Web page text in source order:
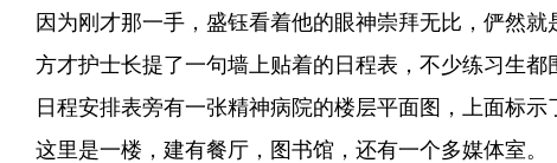
因为刚才那一手，盛钰看着他的眼神崇拜无比，俨然就
方才护士长提了一句墙上贴着的日程表，不少练习生都
日程安排表旁有一张精神病院的楼层平面图，上面标示
这里是一楼，建有餐厅，图书馆，还有一个多媒体室。